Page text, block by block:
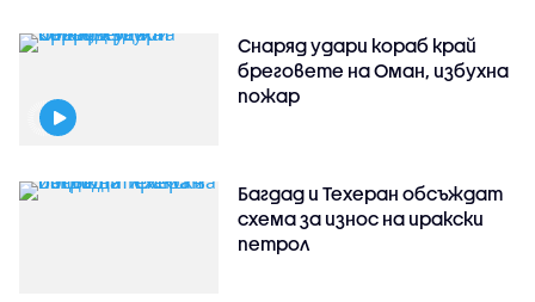
Снаряд удари кораб край
бреговете на Оман, избухна
пожар
Багдад и Техеран обсъждат
схема за износ на иракски
петрол